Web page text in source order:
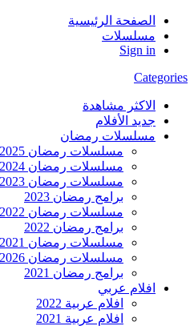
الصفحة الرئيسية
مسلسلات
Sign in
Categories
الاكثر مشاهدة
جديد الأفلام
مسلسلات رمضان
مسلسلات رمضان 2025
مسلسلات رمضان 2024
مسلسلات رمضان 2023
برامج رمضان 2023
مسلسلات رمضان 2022
برامج رمضان 2022
مسلسلات رمضان 2021
مسلسلات رمضان 2026
برامج رمضان 2021
افلام عربي
افلام عربية 2022
افلام عربية 2021